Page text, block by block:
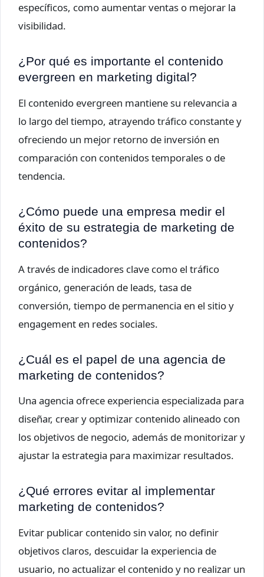
específicos, como aumentar ventas o mejorar la
visibilidad.
¿Por qué es importante el contenido
evergreen en marketing digital?
El contenido evergreen mantiene su relevancia a
lo largo del tiempo, atrayendo tráfico constante y
ofreciendo un mejor retorno de inversión en
comparación con contenidos temporales o de
tendencia.
¿Cómo puede una empresa medir el
éxito de su estrategia de marketing de
contenidos?
A través de indicadores clave como el tráfico
orgánico, generación de leads, tasa de
conversión, tiempo de permanencia en el sitio y
engagement en redes sociales.
¿Cuál es el papel de una agencia de
marketing de contenidos?
Una agencia ofrece experiencia especializada para
diseñar, crear y optimizar contenido alineado con
los objetivos de negocio, además de monitorizar y
ajustar la estrategia para maximizar resultados.
¿Qué errores evitar al implementar
marketing de contenidos?
Evitar publicar contenido sin valor, no definir
objetivos claros, descuidar la experiencia de
usuario, no actualizar el contenido y no realizar un